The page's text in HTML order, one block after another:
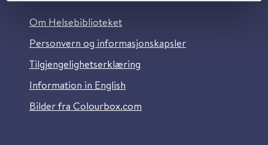
Om Helsebiblioteket
Personvern og informasjonskapsler
Tilgjengelighetserklæring
Information in English
Bilder fra Colourbox.com